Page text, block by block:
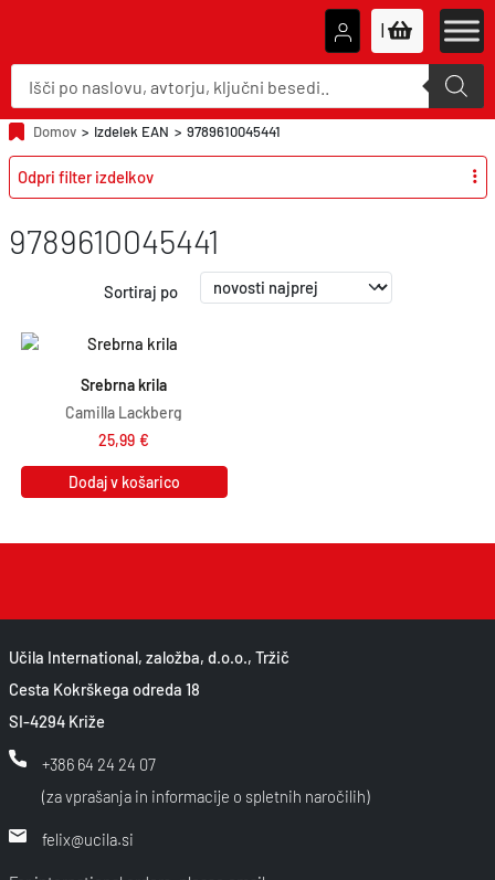
P
o
d
u
c
t
s
r
c
|
Domov > Izdelek EAN > 9789610045441
9789610045441
Sortiraj po
Srebrna krila
Camilla Lackberg
25,99 €
Dodaj v košarico
Odpri filter izdelkov
Učila International, založba, d.o.o., Tržič
Cesta Kokrškega odreda 18
SI-4294 Križe
+386 64 24 24 07
(za vprašanja in informacije o spletnih naročilih)
felix@ucila.si